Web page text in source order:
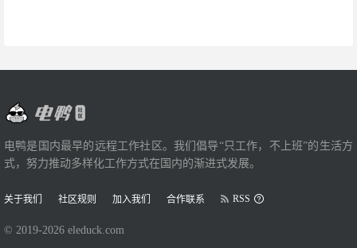
电鸭是国内最早的远程工作社区。我们倡导“只工作，不上班”的生活方
式，努力推动多样化工作方式在国内的渐进式发展。
关于我们 社区规则 加入我们 合作联系 RSS
© 2019-2026 eleduck.com